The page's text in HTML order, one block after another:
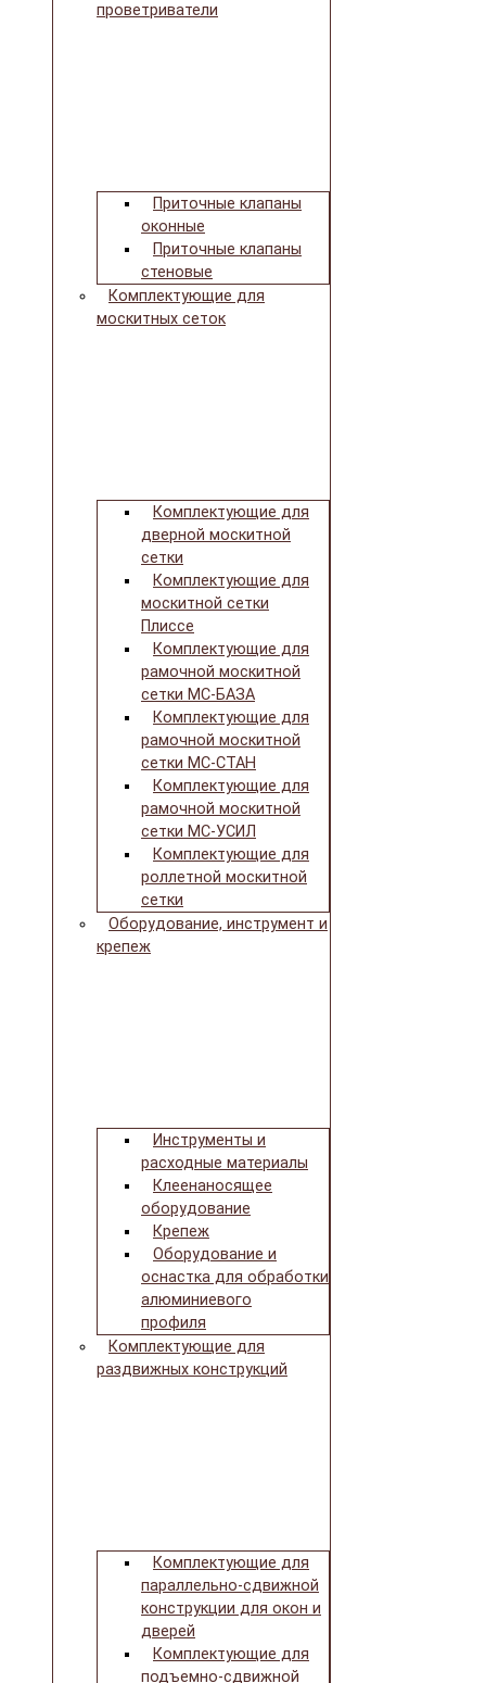
проветриватели
Приточные клапаны
оконные
Приточные клапаны
стеновые
Комплектующие для
москитных сеток
Комплектующие для
дверной москитной
сетки
Комплектующие для
москитной сетки
Плиссе
Комплектующие для
рамочной москитной
сетки МС-БАЗА
Комплектующие для
рамочной москитной
сетки МС-СТАН
Комплектующие для
рамочной москитной
сетки МС-УСИЛ
Комплектующие для
роллетной москитной
сетки
Оборудование, инструмент и
крепеж
Инструменты и
расходные материалы
Клеенаносящее
оборудование
Крепеж
Оборудование и
оснастка для обработки
алюминиевого
профиля
Комплектующие для
раздвижных конструкций
Комплектующие для
параллельно-сдвижной
конструкции для окон и
дверей
Комплектующие для
подъемно-сдвижной